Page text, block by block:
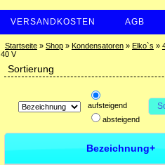
VERSANDKOSTEN AGB
Startseite» Shop» Kondensatoren» Elko`s »
40 V
Sortierung
aufsteigend
absteigend
Bezeichnung+